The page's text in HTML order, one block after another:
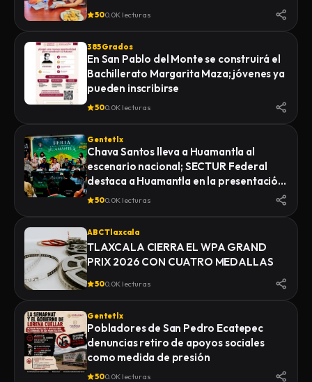
500.0K lecturas
385 Grados
En San Pablo del Monte se construirá el
Bachillerato Margarita Maza; jóvenes ya
pueden inscribirse
500.0K lecturas
Gentetlx
Chava Santos lleva a Huamantla al
escenario nacional; SECTUR Federal
destaca a Huamantla en la presentación
de su feria 2026
500.0K lecturas
ABC Tlaxcala
TLAXCALA CIERRA EL WPA GRAND
PRIX 2026 CON CUATRO MEDALLAS
500.0K lecturas
Gentetlx
Pobladores de San Pedro Ecatepec
denuncias retiro de apoyos sociales
como medida de presión
500.0K lecturas